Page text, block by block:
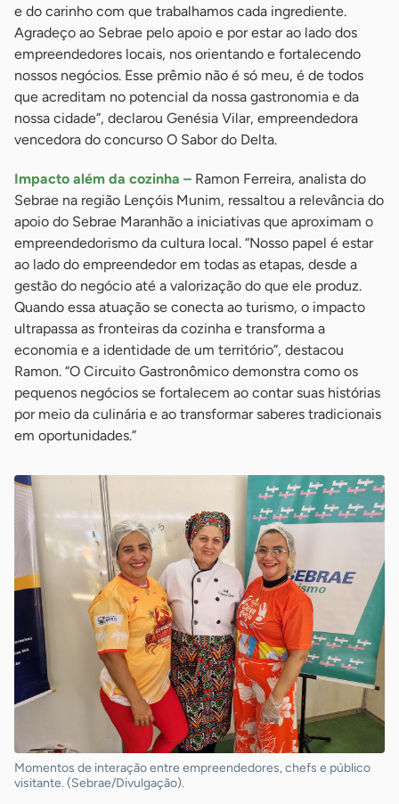
e do carinho com que trabalhamos cada ingrediente.
Agradeço ao Sebrae pelo apoio e por estar ao lado dos
empreendedores locais, nos orientando e fortalecendo
nossos negócios. Esse prêmio não é só meu, é de todos
que acreditam no potencial da nossa gastronomia e da
nossa cidade”, declarou Genésia Vilar, empreendedora
vencedora do concurso O Sabor do Delta.
Impacto além da cozinha – Ramon Ferreira, analista do
Sebrae na região Lençóis Munim, ressaltou a relevância do
apoio do Sebrae Maranhão a iniciativas que aproximam o
empreendedorismo da cultura local. “Nosso papel é estar
ao lado do empreendedor em todas as etapas, desde a
gestão do negócio até a valorização do que ele produz.
Quando essa atuação se conecta ao turismo, o impacto
ultrapassa as fronteiras da cozinha e transforma a
economia e a identidade de um território”, destacou
Ramon. “O Circuito Gastronômico demonstra como os
pequenos negócios se fortalecem ao contar suas histórias
por meio da culinária e ao transformar saberes tradicionais
em oportunidades.”
Momentos de interação entre empreendedores, chefs e público
visitante. (Sebrae/Divulgação).